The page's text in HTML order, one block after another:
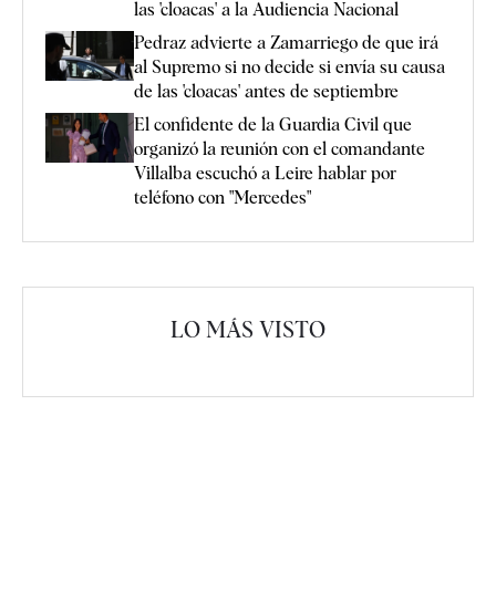
las 'cloacas' a la Audiencia Nacional
Pedraz advierte a Zamarriego de que irá
al Supremo si no decide si envía su causa
de las 'cloacas' antes de septiembre
El confidente de la Guardia Civil que
organizó la reunión con el comandante
Villalba escuchó a Leire hablar por
teléfono con "Mercedes"
LO MÁS VISTO